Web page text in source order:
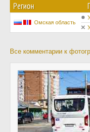
Регион
Омская область
Все комментарии к